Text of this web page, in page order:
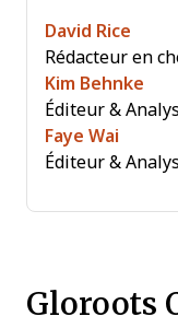
David Rice
Rédacteur en
Kim Behnke
Éditeur &
Faye Wai
Éditeur &
Gloroots